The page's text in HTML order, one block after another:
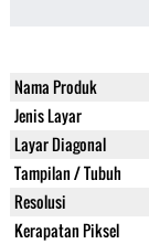
Nama Produk
Jenis Layar
Layar Diagonal
Tampilan / Tubuh
Resolusi
Kerapatan Piksel